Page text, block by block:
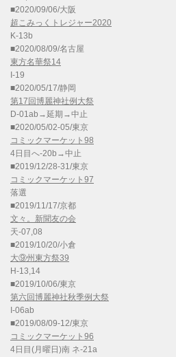
■2020/09/06/大阪
超こみっくトレジャー2020
K-13b
■2020/08/09/名古屋
東方名華祭14
I-19
■2020/05/17/静岡
第17回博麗神社例大祭
D-01ab→延期→中止
■2020/05/02-05/東京
コミックマーケット98
4日目へ-20b→中止
■2019/12/28-31/東京
コミックマーケット97
落選
■2019/11/17/京都
文々。新聞友の会
天-07,08
■2019/10/20/小倉
大⑨州東方祭39
H-13,14
■2019/10/06/東京
第六回博麗神社秋季例大祭
I-06ab
■2019/08/09-12/東京
コミックマーケット96
4日目(月曜日)南 ネ-21a